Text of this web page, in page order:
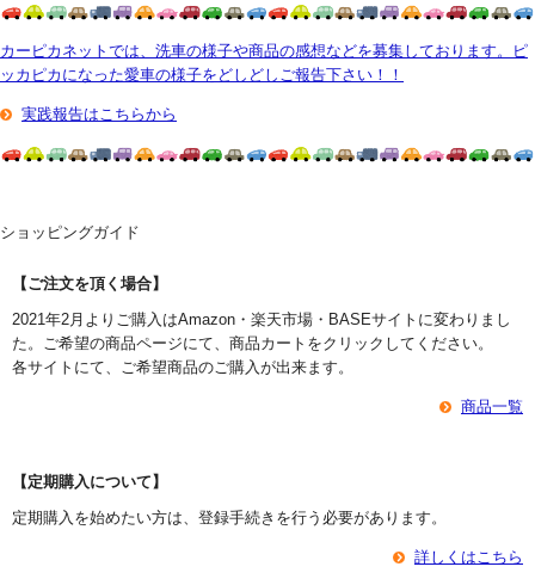
カーピカネットでは、洗車の様子や商品の感想などを募集しております。ピ
ッカピカになった愛車の様子をどしどしご報告下さい！！
実践報告はこちらから
ショッピングガイド
【ご注文を頂く場合】
2021年2月よりご購入はAmazon・楽天市場・BASEサイトに変わりまし
た。ご希望の商品ページにて、商品カートをクリックしてください。
各サイトにて、ご希望商品のご購入が出来ます。
商品一覧
【定期購入について】
定期購入を始めたい方は、登録手続きを行う必要があります。
詳しくはこちら